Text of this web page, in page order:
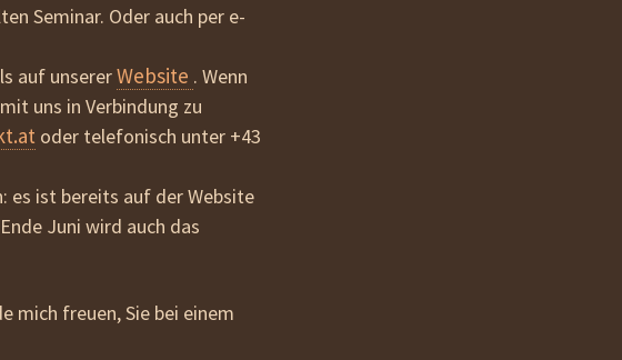
Seminar. Oder auch per e-
auf unsererWebsite . Wenn
uns in Verbindung zu
oder telefonisch unter +43
es ist bereits auf der Website
Juni wird auch das
mich freuen, Sie bei einem